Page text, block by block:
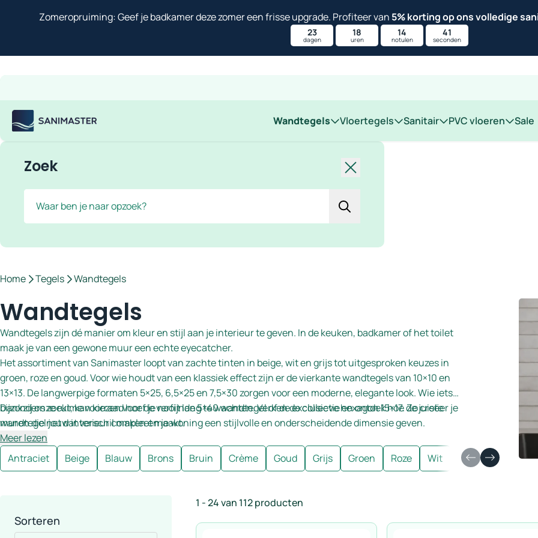
Zomeropruiming: Geef je badkamer deze zomer een frisse upgrade. Profiteer van 5% korting op ons volledige
23
dagen
18
uren
14
notulen
40
seconden
Sanimaster Wandtegels Vloertegels Sanitair PVC vloeren Sale
Zoek Sluiten
Home Tegels Wandtegels
Wandtegels
Wandtegels zijn dé manier om kleur en stijl aan je interieur te geven. In de keuken, badkamer of het toilet
maak je van een gewone muur een echte eyecatcher.
Het assortiment van Sanimaster loopt van zachte tinten in beige, wit en grijs tot uitgesproken keuzes in
groen, roze en goud. Voor wie houdt van een klassiek effect zijn er de vierkante wandtegels van 10×10 en
13×13. De langwerpige formaten 5×25, 6,5×25 en 7,5×30 zorgen voor een moderne, elegante look. Wie iets
bijzonders zoekt, kan kiezen voor de verfijnde 5×40 wandtegel of de exclusieve hexagon 15×17. Zo creëer je
muren die net dat verschil maken en je woning een stijlvolle en onderscheidende dimensie geven.
Dankzij onze ruime voorraad hoef je nooit lang te wachten. Verken de collectie en ontdek hoe de juiste
wandtegel jouw interieur compleet maakt.
Meer lezen
Antraciet
Beige Blauw Brons Bruin Crème Goud Grijs Groen Roze Wit Terracotta
Sorteren
1 - 24 van 112 producten